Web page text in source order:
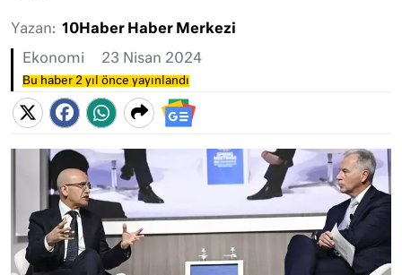
Yazan: 10Haber Haber Merkezi
Ekonomi 23 Nisan 2024
Bu haber 2 yıl önce yayınlandı